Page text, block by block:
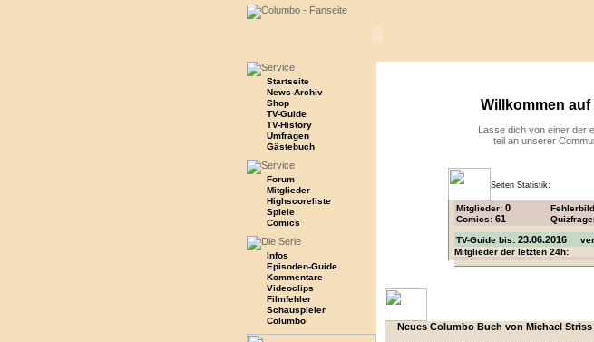
Startseite
News-Archiv
Shop
TV-Guide
TV-History
Umfragen
Gästebuch
Forum
Mitglieder
Highscoreliste
Spiele
Comics
Infos
Episoden-Guide
Kommentare
Videoclips
Filmfehler
Schauspieler
Columbo
Willkommen
Lasse dich von einer der
teil an unserer
Seiten Statistik:
Mitglieder: 0
Comics: 61
TV-Guide bis: 23.06.2016
Mitglieder der letzten 24h:
Neues Columbo Buch von Michael Striss